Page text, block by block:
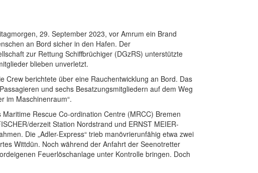
29. September 2023, vor Amrum ein Brand
an Bord sicher in den Hafen. Der
zur Rettung Schiffbrüchiger (DGzRS) unterstützte
blieben unverletzt.
Crew berichtete über eine Rauchentwicklung an Bord. Das
und sechs Besatzungsmitgliedern auf dem Weg
im Maschinenraum“.
Rescue Co-ordination Centre (MRCC) Bremen
derzeit Station Nordstrand und ERNST MEIER-
Die „Adler-Express“ trieb manövrierunfähig etwa zwei
Wittdün. Noch während der Anfahrt der Seenotretter
Feuerlöschanlage unter Kontrolle bringen. Doch